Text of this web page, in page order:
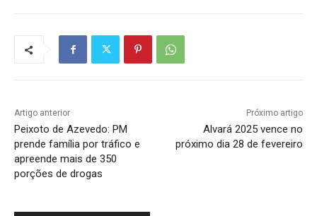
Artigo anterior
Peixoto de Azevedo: PM
prende família por tráfico e
apreende mais de 350
porções de drogas
Próximo artigo
Alvará 2025 vence no
próximo dia 28 de fevereiro